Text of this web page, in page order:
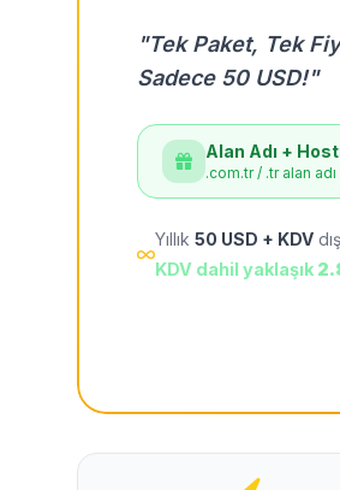
"Tek Paket, Tek
Sadece 50 USD!"
Alan Adı +
.com.tr / .tr alan
Yıllık 50 USD + KDV
KDV dahil yaklaşık